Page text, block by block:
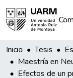
Inicio Tesis